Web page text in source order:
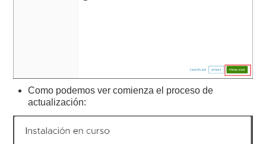
Como podemos ver comienza el proceso de
actualización: